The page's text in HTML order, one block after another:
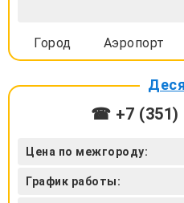
Город Аэропорт
☎ +7 (351)
Цена по межгороду:
График работы: